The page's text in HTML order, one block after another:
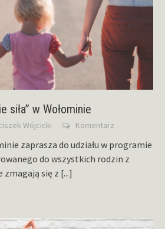
siła” w Wołominie
Wójcicki Komentarz
zaprasza do udziału w programie
do wszystkich rodzin z
zmagają się z [...]